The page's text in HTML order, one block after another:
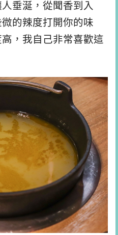
垂涎，從聞香到入
的辣度打開你的味
，我自己非常喜歡這